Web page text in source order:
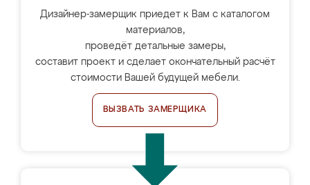
Дизайнер-замерщик приедет к Вам с каталогом
материалов,
проведёт детальные замеры,
составит проект и сделает окончательный расчёт
стоимости Вашей будущей мебели.
ВЫЗВАТЬ ЗАМЕРЩИКА